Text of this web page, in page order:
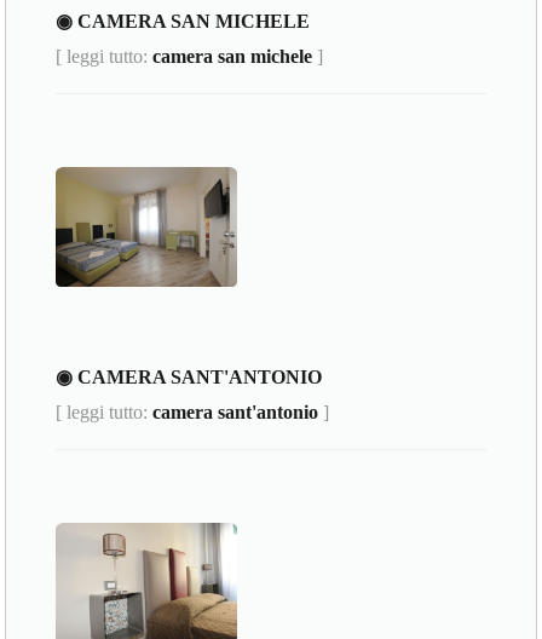
◉ CAMERA SAN MICHELE
[ leggi tutto:camera san michele ]
◉ CAMERA SANT'ANTONIO
[ leggi tutto:camera sant'antonio ]